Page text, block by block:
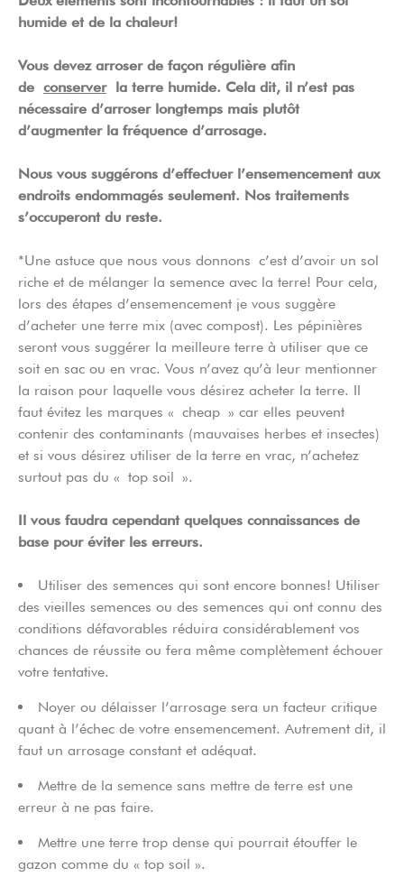
humide et de la chaleur!
Vous devez arroser de façon régulière afin
de conserverla terre humide. Cela dit, il n’est pas
nécessaire d’arroser longtemps mais plutôt
d’augmenter la fréquence d’arrosage.
Nous vous suggérons d’effectuer l’ensemencement aux
endroits endommagés seulement. Nos traitements
s’occuperont du reste.
*Une astuce que nous vous donnons c’est d’avoir un sol
riche et de mélanger la semence avec la terre! Pour cela,
lors des étapes d’ensemencement je vous suggère
d’acheter une terre mix (avec compost). Les pépinières
seront vous suggérer la meilleure terre à utiliser que ce
soit en sac ou en vrac. Vous n’avez qu’à leur mentionner
la raison pour laquelle vous désirez acheter la terre. Il
faut évitez les marques « cheap » car elles peuvent
contenir des contaminants (mauvaises herbes et insectes)
et si vous désirez utiliser de la terre en vrac, n’achetez
surtout pas du « top soil ».
Il vous faudra cependant quelques connaissances de
base pour éviter les erreurs.
Utiliser des semences qui sont encore bonnes! Utiliser
des vieilles semences ou des semences qui ont connu des
conditions défavorables réduira considérablement vos
chances de réussite ou fera même complètement échouer
votre tentative.
Noyer ou délaisser l’arrosage sera un facteur critique
quant à l’échec de votre ensemencement. Autrement dit, il
faut un arrosage constant et adéquat.
Mettre de la semence sans mettre de terre est une
erreur à ne pas faire.
Mettre une terre trop dense qui pourrait étouffer le
gazon comme du « top soil ».